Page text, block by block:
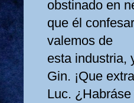
obstinado en
que él
valemos de
esta industria,
Gin. ¡Que
Luc.